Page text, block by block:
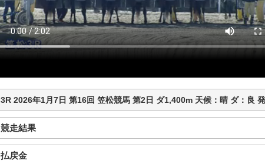
3R 2026年1月7日 第16回 笠松競馬 第2日 ダ1,400m 天候：晴 ダ：
競走結果
払戻金